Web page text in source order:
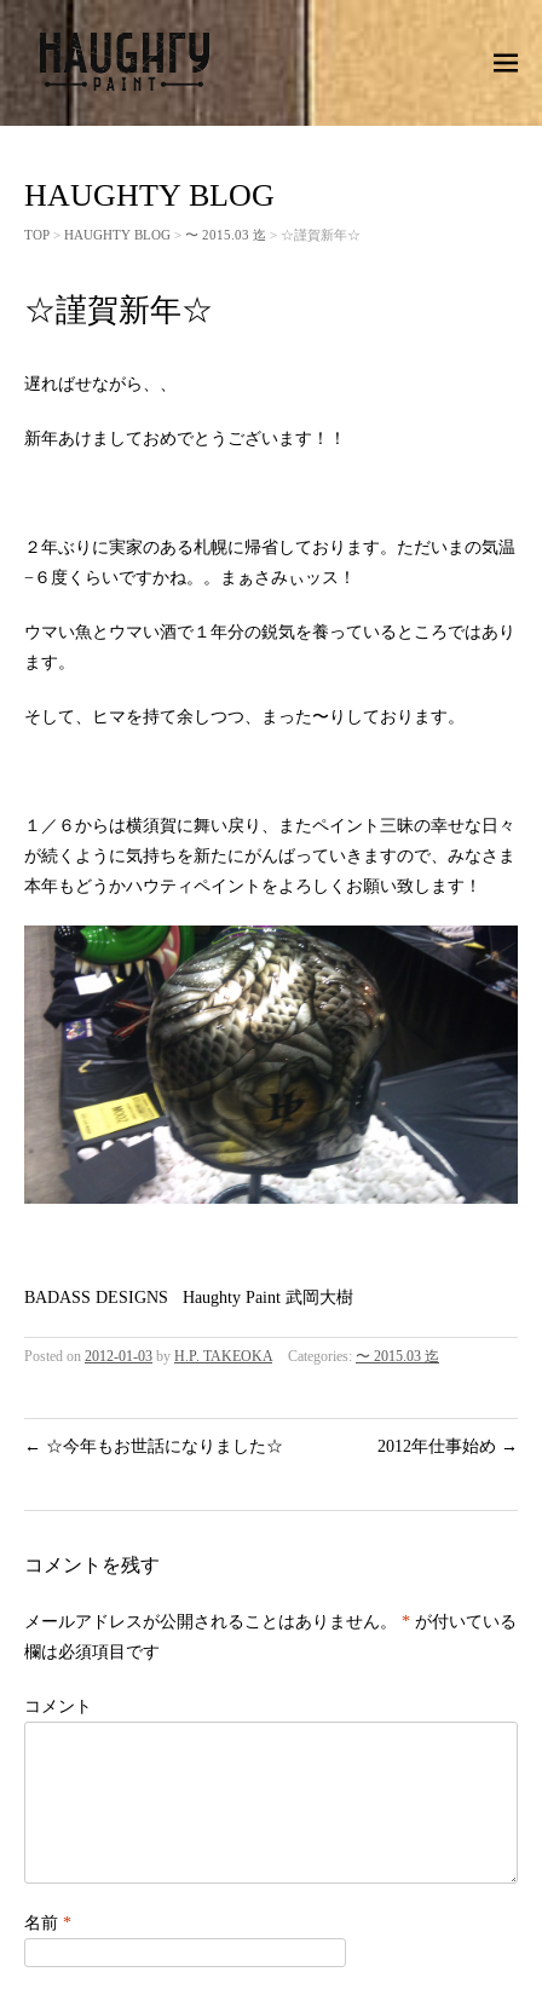
HAUGHTY BLOG
TOP > HAUGHTY BLOG > 〜 2015.03 迄 > ☆謹賀新年☆
☆謹賀新年☆
遅ればせながら、、
新年あけましておめでとうございます！！
２年ぶりに実家のある札幌に帰省しております。ただいまの気温
−６度くらいですかね。。まぁさみぃッス！
ウマい魚とウマい酒で１年分の鋭気を養っているところではあり
ます。
そして、ヒマを持て余しつつ、まった〜りしております。
１／６からは横須賀に舞い戻り、またペイント三昧の幸せな日々
が続くように気持ちを新たにがんばっていきますので、みなさま
本年もどうかハウティペイントをよろしくお願い致します！
BADASS DESIGNS Haughty Paint 武岡大樹
Posted on 2012-01-03 by H.P. TAKEOKA Categories: 〜 2015.03 迄
← ☆今年もお世話になりました☆ 2012年仕事始め →
コメントを残す
メールアドレスが公開されることはありません。 * が付いている
欄は必須項目です
コメント
名前 *